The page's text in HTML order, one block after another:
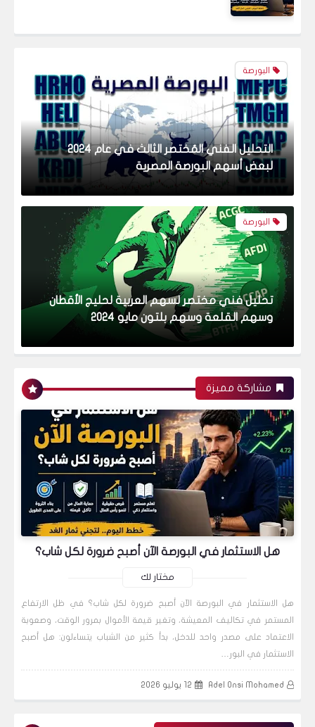
لبعض أسهم البورصة المصرية
البورصة
تحليل فني مختصر لسهم العربية لحليج الأقطان
وسهم القلعة وسهم بلتون مايو 2024
البورصة
مقال إفتتاحي - شكل جديد - تحليل فني
مختصر لبعض أسهم البورصة المصرية.
قصة قصيرة - الفأر والسبع والقطيع.
البورصة
ليس من الغريب أن ترى هذه الأسعار في هذه
الأسهم ولو بعد حين.
مشاركة مميزة
هل الاستثمار في البورصة الآن أصبح ضرورة لكل شاب؟
مختار لك
هل الاستثمار في البورصة الآن أصبح ضرورة لكل شاب؟ في ظل الارتفاع
المستمر في تكاليف المعيشة، وتغير قيمة الأموال بمرور الوقت، وصعوبة
الاعتماد على مصدر واحد للدخل، بدأ كثير من الشباب يتساءلون: هل أصبح
الاستثمار في البور…
Adel Onsi Mohamed 12 يوليو 2026